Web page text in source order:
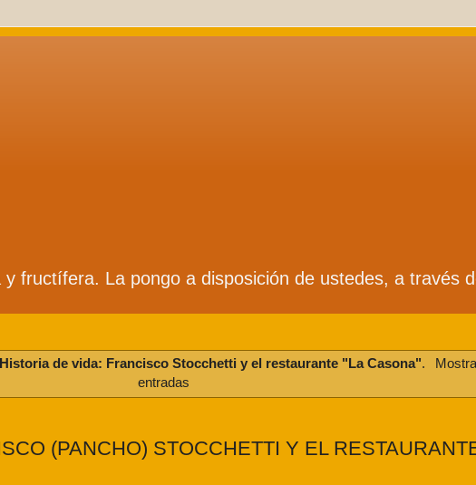
fructífera. La pongo a disposición de ustedes, a través
Historia de vida: Francisco Stocchetti y el restaurante "La Casona".
entradas
(PANCHO) STOCCHETTI Y EL